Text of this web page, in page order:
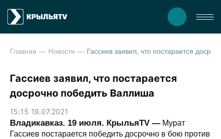
Главная Новости
Гассиев заявил, что постарается
досрочно победить Валлиша
15:15 19.07.2021
Владикавказ. 19 июля. КрыльяTV — Мурат
Гассиев постарается победить досрочно в бою против